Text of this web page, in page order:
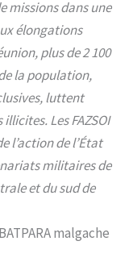
missions dans une
élongations
plus de 2 100
la population,
luttent
Les FAZSOI
l’action de l’État
militaires de
et du sud de
malgache